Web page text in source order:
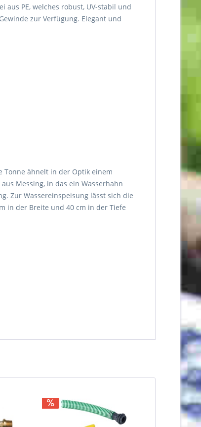
PE, welches robust, UV-stabil und
zur Verfügung. Elegant und
Tonne ähnelt in der Optik einem
Messing, in das ein Wasserhahn
Zur Wassereinspeisung lässt sich die
in der Breite und 40 cm in der Tiefe